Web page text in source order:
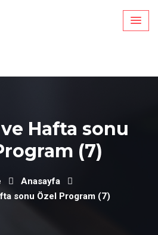
Hafta sonu
(7)
Anasayfa
sonu Özel Program (7)